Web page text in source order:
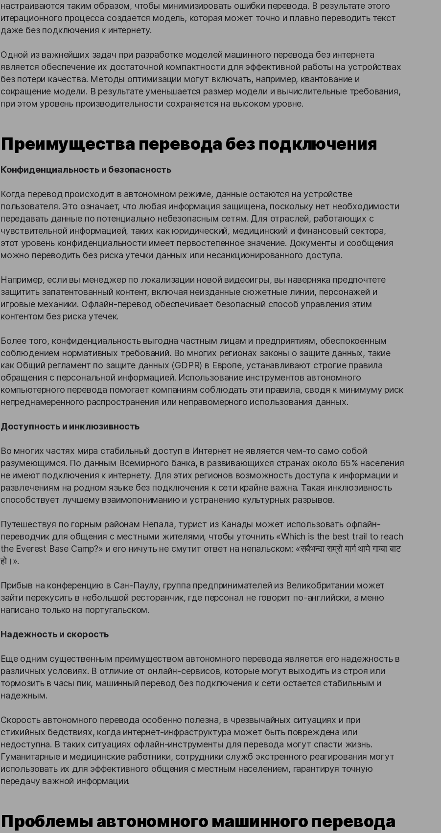
настраиваются таким образом, чтобы минимизировать ошибки перевода. В результате этого
итерационного процесса создается модель, которая может точно и плавно переводить текст
даже без подключения к интернету.
Одной из важнейших задач при разработке моделей машинного перевода без интернета
является обеспечение их достаточной компактности для эффективной работы на устройствах
без потери качества. Методы оптимизации могут включать, например, квантование и
сокращение модели. В результате уменьшается размер модели и вычислительные требования,
при этом уровень производительности сохраняется на высоком уровне.
Преимущества перевода без подключения
Конфиденциальность и безопасность
Когда перевод происходит в автономном режиме, данные остаются на устройстве
пользователя. Это означает, что любая информация защищена, поскольку нет необходимости
передавать данные по потенциально небезопасным сетям. Для отраслей, работающих с
чувствительной информацией, таких как юридический, медицинский и финансовый сектора,
этот уровень конфиденциальности имеет первостепенное значение. Документы и сообщения
можно переводить без риска утечки данных или несанкционированного доступа.
Например, если вы менеджер по локализации новой видеоигры, вы наверняка предпочтете
защитить запатентованный контент, включая неизданные сюжетные линии, персонажей и
игровые механики. Офлайн-перевод обеспечивает безопасный способ управления этим
контентом без риска утечек.
Более того, конфиденциальность выгодна частным лицам и предприятиям, обеспокоенным
соблюдением нормативных требований. Во многих регионах законы о защите данных, такие
как Общий регламент по защите данных (GDPR) в Европе, устанавливают строгие правила
обращения с персональной информацией. Использование инструментов автономного
компьютерного перевода помогает компаниям соблюдать эти правила, сводя к минимуму риск
непреднамеренного распространения или неправомерного использования данных.
Доступность и инклюзивность
Во многих частях мира стабильный доступ в Интернет не является чем-то само собой
разумеющимся. По данным Всемирного банка, в развивающихся странах около 65% населения
не имеют подключения к интернету. Для этих регионов возможность доступа к информации и
развлечениям на родном языке без подключения к сети крайне важна. Такая инклюзивность
способствует лучшему взаимопониманию и устранению культурных разрывов.
Путешествуя по горным районам Непала, турист из Канады может использовать офлайн-
переводчик для общения с местными жителями, чтобы уточнить «Which is the best trail to reach
the Everest Base Camp?» и его ничуть не смутит ответ на непальском: «सबैभन्दा राम्रो मार्ग थामे गाम्बा बाट
हो।».
Прибыв на конференцию в Сан-Паулу, группа предпринимателей из Великобритании может
зайти перекусить в небольшой ресторанчик, где персонал не говорит по-английски, а меню
написано только на португальском.
Надежность и скорость
Еще одним существенным преимуществом автономного перевода является его надежность в
различных условиях. В отличие от онлайн-сервисов, которые могут выходить из строя или
тормозить в часы пик, машинный перевод без подключения к сети остается стабильным и
надежным.
Скорость автономного перевода особенно полезна, в чрезвычайных ситуациях и при
стихийных бедствиях, когда интернет-инфраструктура может быть повреждена или
недоступна. В таких ситуациях офлайн-инструменты для перевода могут спасти жизнь.
Гуманитарные и медицинские работники, сотрудники служб экстренного реагирования могут
использовать их для эффективного общения с местным населением, гарантируя точную
передачу важной информации.
Проблемы автономного машинного перевода